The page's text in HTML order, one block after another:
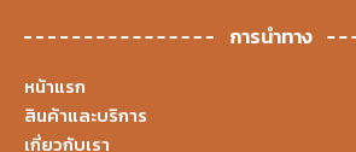
การนำทาง
หน้าแรก
สินค้าและบริการ
เกี่ยวกับเรา